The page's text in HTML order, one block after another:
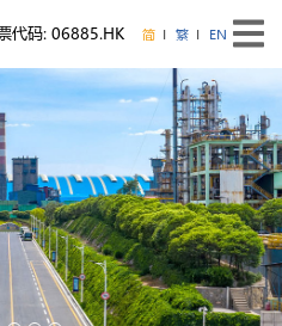
代码: 06885.HK 简 繁 EN